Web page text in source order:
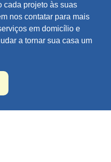
cada projeto às suas
nos contatar para mais
em domicílio e
a tornar sua casa um